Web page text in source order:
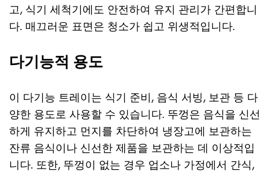
고, 식기 세척기에도 안전하여 유지 관리가 간편합니
다. 매끄러운 표면은 청소가 쉽고 위생적입니다.
다기능적 용도
이 다기능 트레이는 식기 준비, 음식 서빙, 보관 등 다
양한 용도로 사용할 수 있습니다. 뚜껑은 음식을 신선
하게 유지하고 먼지를 차단하여 냉장고에 보관하는
잔류 음식이나 신선한 제품을 보관하는 데 이상적입
니다. 또한, 뚜껑이 없는 경우 업소나 가정에서 간식,